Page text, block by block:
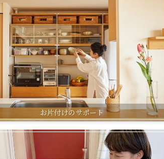
お片付けのサポート